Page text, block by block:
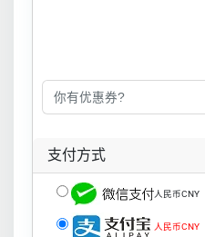
支付方式
人民币CNY
人民币CNY